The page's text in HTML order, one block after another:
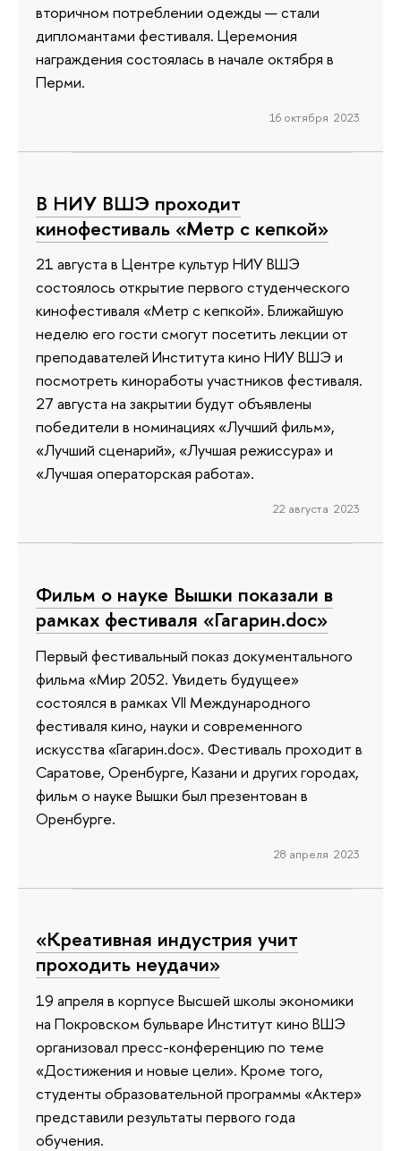
вторичном потреблении одежды — стали
дипломантами фестиваля. Церемония
награждения состоялась в начале октября в
Перми.
16 октября 2023
В НИУ ВШЭ проходит
кинофестиваль «Метр с кепкой»
21 августа в Центре культур НИУ ВШЭ
состоялось открытие первого студенческого
кинофестиваля «Метр с кепкой». Ближайшую
неделю его гости смогут посетить лекции от
преподавателей Института кино НИУ ВШЭ и
посмотреть киноработы участников фестиваля.
27 августа на закрытии будут объявлены
победители в номинациях «Лучший фильм»,
«Лучший сценарий», «Лучшая режиссура» и
«Лучшая операторская работа».
22 августа 2023
Фильм о науке Вышки показали в
рамках фестиваля «Гагарин.doc»
Первый фестивальный показ документального
фильма «Мир 2052. Увидеть будущее»
состоялся в рамках VII Международного
фестиваля кино, науки и современного
искусства «Гагарин.doc». Фестиваль проходит в
Саратове, Оренбурге, Казани и других городах,
фильм о науке Вышки был презентован в
Оренбурге.
28 апреля 2023
«Креативная индустрия учит
проходить неудачи»
19 апреля в корпусе Высшей школы экономики
на Покровском бульваре Институт кино ВШЭ
организовал пресс-конференцию по теме
«Достижения и новые цели». Кроме того,
студенты образовательной программы «Актер»
представили результаты первого года
обучения.